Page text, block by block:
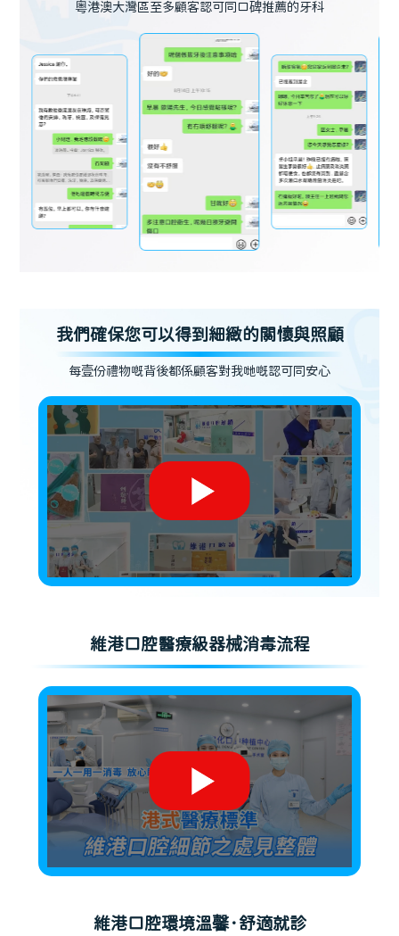
粵港澳大灣區至多顧客認可同口碑推薦的牙科
我們確保您可以得到細緻的關懷與照顧
每壹份禮物嘅背後都係顧客對我哋嘅認可同安心
維港口腔醫療級器械消毒流程
維港口腔環境溫馨·舒適就診